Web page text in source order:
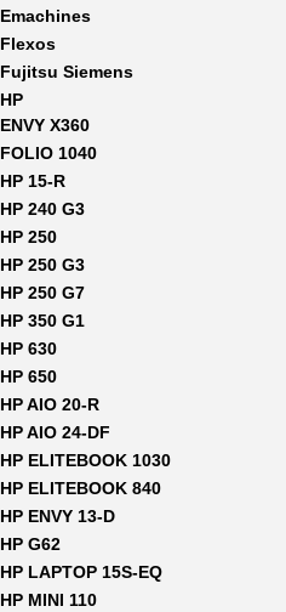
Emachines
Flexos
Fujitsu Siemens
HP
ENVY X360
FOLIO 1040
HP 15-R
HP 240 G3
HP 250
HP 250 G3
HP 250 G7
HP 350 G1
HP 630
HP 650
HP AIO 20-R
HP AIO 24-DF
HP ELITEBOOK 1030
HP ELITEBOOK 840
HP ENVY 13-D
HP G62
HP LAPTOP 15S-EQ
HP MINI 110